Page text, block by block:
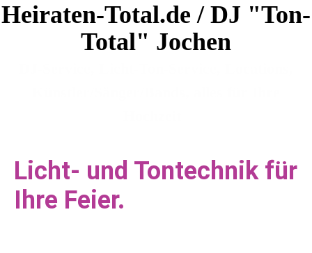
Heiraten-Total.de / DJ "Ton-
Total" Jochen
Licht- und Tontechnik für
Ihre Feier.